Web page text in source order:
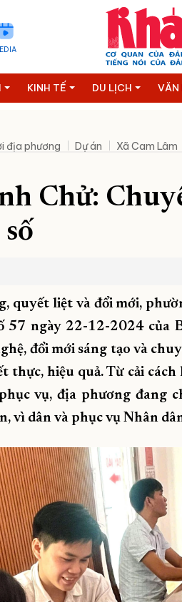
KINH TẾ DU LỊCH VĂN
địa phương Dự án Xã Cam Lâm
Chử:
quyết liệt và đổi mới,
57 ngày 22-12-2024 của
đổi mới sáng tạo và
hiệu quả. Từ cải cách
vụ, địa phương đang
vì dân và phục vụ Nhân